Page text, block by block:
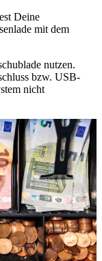
Deine
mit dem
nutzen.
bzw. USB-
nicht